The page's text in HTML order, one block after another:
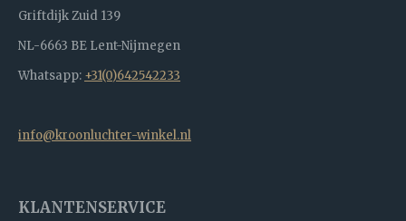
Griftdijk Zuid 139
NL-6663 BE Lent-Nijmegen
Whatsapp: +31(0)642542233
info@kroonluchter-winkel.nl
KLANTENSERVICE